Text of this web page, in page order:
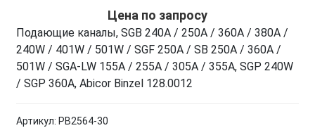
Цена по запросу
Подающие каналы, SGB 240A / 250A / 360A / 380A /
240W / 401W / 501W / SGF 250A / SB 250A / 360A /
501W / SGA-LW 155A / 255A / 305A / 355A, SGP 240W
/ SGP 360A, Abicor Binzel 128.0012
Артикул: PB2564-30